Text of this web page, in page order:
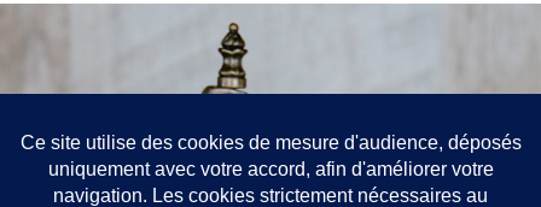
52 rue de Richelieu, Paris 75001